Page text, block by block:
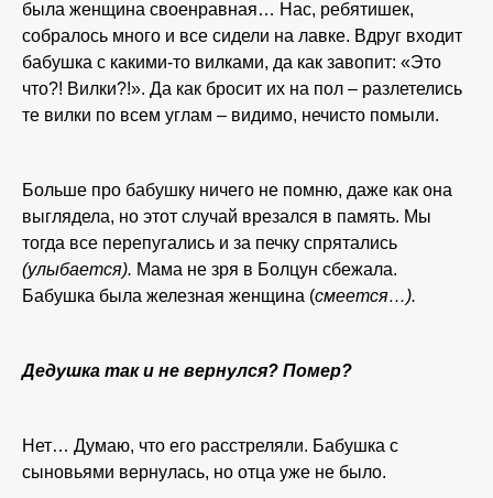
была женщина своенравная… Нас, ребятишек,
собралось много и все сидели на лавке. Вдруг входит
бабушка с какими-то вилками, да как завопит: «Это
что?! Вилки?!». Да как бросит их на пол – разлетелись
те вилки по всем углам – видимо, нечисто помыли.
Больше про бабушку ничего не помню, даже как она
выглядела, но этот случай врезался в память. Мы
тогда все перепугались и за печку спрятались
(улыбается). Мама не зря в Болцун сбежала.
Бабушка была железная женщина (смеется…).
Дедушка так и не вернулся? Помер?
Нет… Думаю, что его расстреляли. Бабушка с
сыновьями вернулась, но отца уже не было.